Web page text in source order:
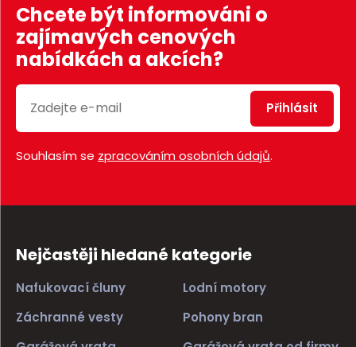
Chcete být informováni o
zajímavých cenových
nabídkách a akcích?
Přihlásit
Souhlasím se zpracováním osobních údajů.
Nejčastěji hledané kategorie
Nafukovací čluny
Lodní motory
Záchranné vesty
Pohony bran